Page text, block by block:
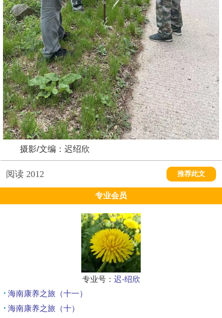
摄影/文编：迟绍欣
阅读 2012 推荐此文
专业会员
专业号： 迟-绍欣
海南康养之旅（十一）
海南康养之旅（十）